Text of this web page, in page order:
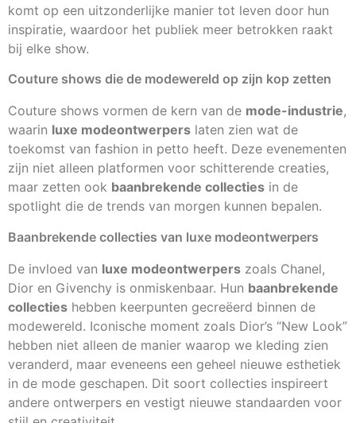
komt op een uitzonderlijke manier tot leven door hun
inspiratie, waardoor het publiek meer betrokken raakt
bij elke show.
Couture shows die de modewereld op zijn kop zetten
Couture shows vormen de kern van de mode-industrie,
waarin luxe modeontwerpers laten zien wat de
toekomst van fashion in petto heeft. Deze evenementen
zijn niet alleen platformen voor schitterende creaties,
maar zetten ook baanbrekende collecties in de
spotlight die de trends van morgen kunnen bepalen.
Baanbrekende collecties van luxe modeontwerpers
De invloed van luxe modeontwerpers zoals Chanel,
Dior en Givenchy is onmiskenbaar. Hun baanbrekende
collecties hebben keerpunten gecreëerd binnen de
modewereld. Iconische moment zoals Dior’s “New Look”
hebben niet alleen de manier waarop we kleding zien
veranderd, maar eveneens een geheel nieuwe esthetiek
in de mode geschapen. Dit soort collecties inspireert
andere ontwerpers en vestigt nieuwe standaarden voor